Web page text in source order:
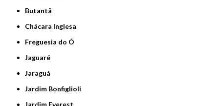
Butantã
Chácara Inglesa
Freguesia do Ó
Jaguaré
Jaraguá
Jardim Bonfiglioli